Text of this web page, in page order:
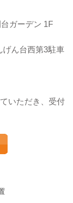
ガーデン 1F
げん台西第3駐車
いただき、受付